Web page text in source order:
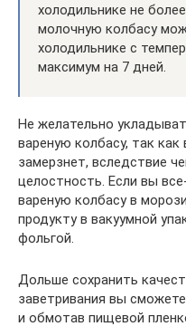
холодильнике не
молочную колбасу
холодильнике с
максимум на 7 дней.
Не желательно
вареную колбасу, так
замерзнет, вследствие
целостность. Если вы
вареную колбасу в
продукту в вакуумной
фольгой.
Дольше сохранить
заветривания вы
и обмотав пищевой